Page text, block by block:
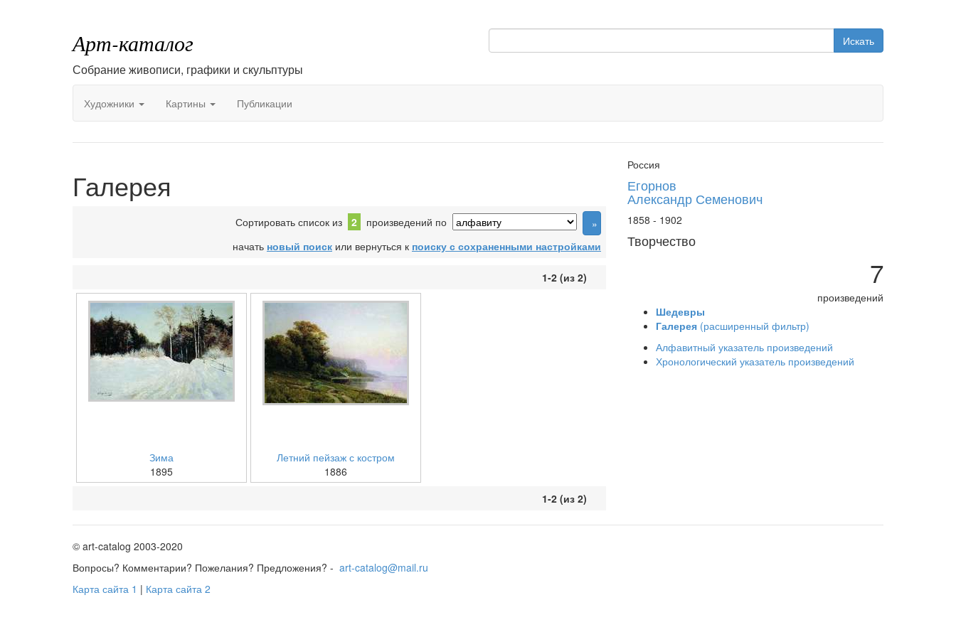
Арт-каталог
Собрание живописи, графики и скульптуры
Искать
Художники Картины Публикации
Галерея
Сортировать список из 2
произведений по
начать новый поиск или вернуться к поиску с сохраненными настройками
1-2 (из 2)
Зима
1895
Летний пейзаж с костром
1886
1-2 (из 2)
Россия
Егорнов
Александр Семенович
1858 - 1902
Творчество
7
произведений
Шедевры
Галерея (расширенный фильтр)
Алфавитный указатель произведений
Хронологический указатель произведений
© art-catalog 2003-2020
Вопросы? Комментарии? Пожелания? Предложения? - art-catalog@mail.ru
Карта сайта 1 | Карта сайта 2